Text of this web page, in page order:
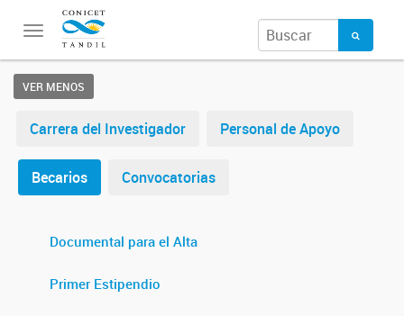
Toggle
navigation
VER MENOS
Carrera del Investigador Personal de Apoyo
Becarios Convocatorias
Documental para el Alta
Primer Estipendio